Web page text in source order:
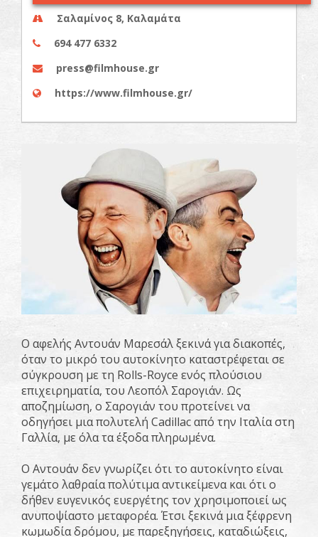
Σαλαμίνος 8, Καλαμάτα
694 477 6332
press@filmhouse.gr
https://www.filmhouse.gr/
Ο αφελής Αντουάν Μαρεσάλ ξεκινά για διακοπές,
όταν το μικρό του αυτοκίνητο καταστρέφεται σε
σύγκρουση με τη Rolls-Royce ενός πλούσιου
επιχειρηματία, του Λεοπόλ Σαρογιάν. Ως
αποζημίωση, ο Σαρογιάν του προτείνει να
οδηγήσει μια πολυτελή Cadillac από την Ιταλία στη
Γαλλία, με όλα τα έξοδα πληρωμένα.
Ο Αντουάν δεν γνωρίζει ότι το αυτοκίνητο είναι
γεμάτο λαθραία πολύτιμα αντικείμενα και ότι ο
δήθεν ευγενικός ευεργέτης τον χρησιμοποιεί ως
ανυποψίαστο μεταφορέα. Έτσι ξεκινά μια ξέφρενη
κωμωδία δρόμου, με παρεξηγήσεις, καταδιώξεις,